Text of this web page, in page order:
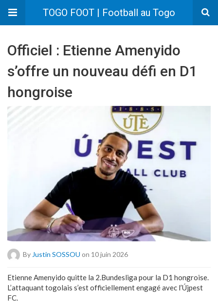
TOGO FOOT | Football au Togo
Officiel : Etienne Amenyido
s’offre un nouveau défi en D1
hongroise
By Justin SOSSOU on 10 juin 2026
Etienne Amenyido quitte la 2.Bundesliga pour la D1 hongroise.
L’attaquant togolais s’est officiellement engagé avec l’Újpest
FC.